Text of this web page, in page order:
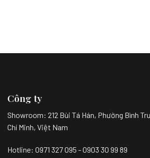
Công ty
Showroom: 212 Bùi Tá Hán, Phường Bình
Chí Minh, Việt Nam
Hotline: 0971 327 095 - 0903 30 99 89